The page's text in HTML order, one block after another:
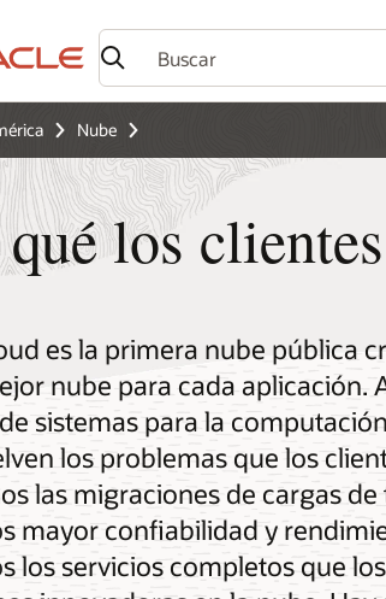
Nube
los
es la primera nube pública
nube para cada aplicación.
sistemas para la
los problemas que los
las migraciones de cargas
mayor confiabilidad y
los servicios completos que